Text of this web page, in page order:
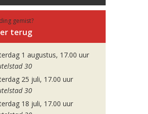
gemist?
terug
1 augustus, 17.00 uur
30
25 juli, 17.00 uur
30
18 juli, 17.00 uur